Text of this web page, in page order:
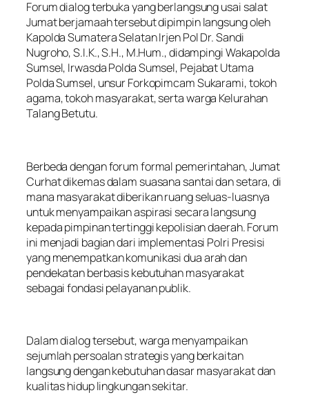
Forum dialog terbuka yang berlangsung usai salat
Jumat berjamaah tersebut dipimpin langsung oleh
Kapolda Sumatera Selatan Irjen Pol Dr. Sandi
Nugroho, S.I.K., S.H., M.Hum., didampingi Wakapolda
Sumsel, Irwasda Polda Sumsel, Pejabat Utama
Polda Sumsel, unsur Forkopimcam Sukarami, tokoh
agama, tokoh masyarakat, serta warga Kelurahan
Talang Betutu.
Berbeda dengan forum formal pemerintahan, Jumat
Curhat dikemas dalam suasana santai dan setara, di
mana masyarakat diberikan ruang seluas-luasnya
untuk menyampaikan aspirasi secara langsung
kepada pimpinan tertinggi kepolisian daerah. Forum
ini menjadi bagian dari implementasi Polri Presisi
yang menempatkan komunikasi dua arah dan
pendekatan berbasis kebutuhan masyarakat
sebagai fondasi pelayanan publik.
Dalam dialog tersebut, warga menyampaikan
sejumlah persoalan strategis yang berkaitan
langsung dengan kebutuhan dasar masyarakat dan
kualitas hidup lingkungan sekitar.